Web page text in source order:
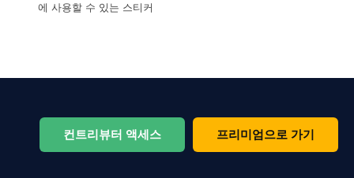
에 사용할 수 있는 스티커
컨트리뷰터 액세스 프리미엄으로 가기